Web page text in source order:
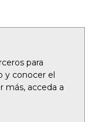
para
y conocer el
más, acceda a